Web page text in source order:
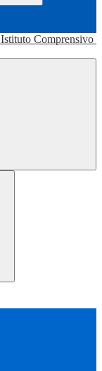
Istituto Comprensivo